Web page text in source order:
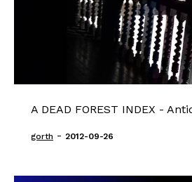
A DEAD FOREST INDEX -
gorth - 2012-09-26